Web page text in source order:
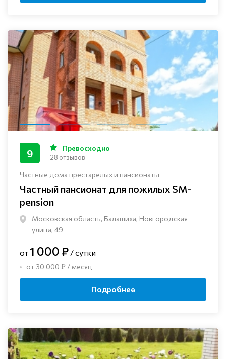
Частные дома престарелых и пансионаты
Частный пансионат для пожилых SM-
pension
Московская область, Балашиха, Новгородская
улица, 49
9 Превосходно
28 отзывов
от1 000 ₽ / сутки
от 30 000 ₽ / месяц
Подробнее